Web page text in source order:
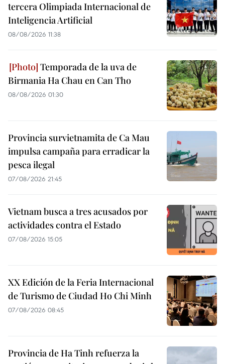
tercera Olimpiada Internacional de
Inteligencia Artificial
08/08/2026 11:38
Temporada de la uva de
Birmania Ha Chau en Can Tho
08/08/2026 01:30
Provincia survietnamita de Ca Mau
impulsa campaña para erradicar la
pesca ilegal
07/08/2026 21:45
Vietnam busca a tres acusados por
actividades contra el Estado
07/08/2026 15:05
XX Edición de la Feria Internacional
de Turismo de Ciudad Ho Chi Minh
07/08/2026 08:45
Provincia de Ha Tinh refuerza la